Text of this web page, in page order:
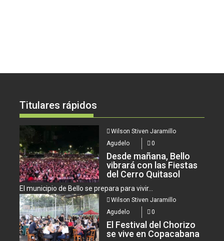
Titulares rápidos
Wilson Stiven Jaramillo
Agudelo
0
Desde mañana, Bello
vibrará con las Fiestas
del Cerro Quitasol
El municipio de Bello se prepara para vivir...
Wilson Stiven Jaramillo
Agudelo
0
El Festival del Chorizo
se vive en Copacabana